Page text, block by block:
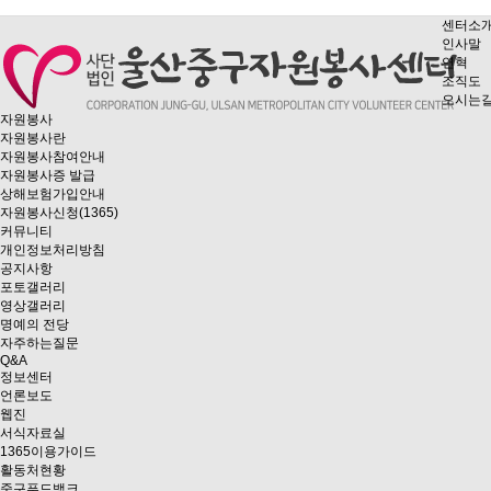
센터소
인사말
연혁
조직도
오시는
자원봉사
자원봉사란
자원봉사참여안내
자원봉사증 발급
상해보험가입안내
자원봉사신청(1365)
커뮤니티
개인정보처리방침
공지사항
포토갤러리
영상갤러리
명예의 전당
자주하는질문
Q&A
정보센터
언론보도
웹진
서식자료실
1365이용가이드
활동처현황